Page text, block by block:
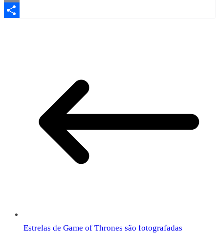
Email
Estrelas de Game of Thrones são fotografadas